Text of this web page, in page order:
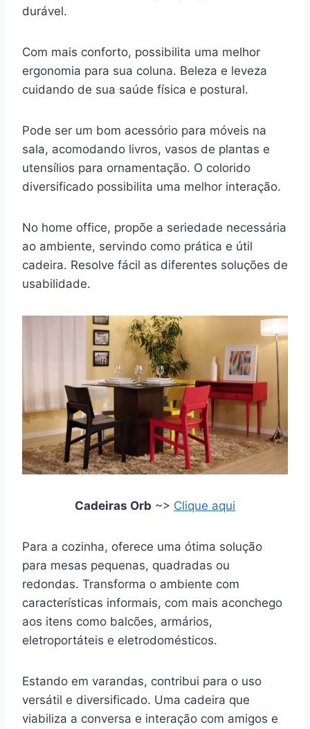
durável.
Com mais conforto, possibilita uma melhor
ergonomia para sua coluna. Beleza e leveza
cuidando de sua saúde física e postural.
Pode ser um bom acessório para móveis na
sala, acomodando livros, vasos de plantas e
utensílios para ornamentação. O colorido
diversificado possibilita uma melhor interação.
No home office, propõe a seriedade necessária
ao ambiente, servindo como prática e útil
cadeira. Resolve fácil as diferentes soluções de
usabilidade.
Cadeiras Orb ~> Clique aqui
Para a cozinha, oferece uma ótima solução
para mesas pequenas, quadradas ou
redondas. Transforma o ambiente com
características informais, com mais aconchego
aos itens como balcões, armários,
eletroportáteis e eletrodomésticos.
Estando em varandas, contribui para o uso
versátil e diversificado. Uma cadeira que
viabiliza a conversa e interação com amigos e